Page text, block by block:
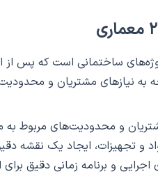
به نیازهای مشتریان و
مشتریان و محدودیت‌های
و تجهیزات، ایجاد یک نقشه
و برنامه زمانی دقیق برای